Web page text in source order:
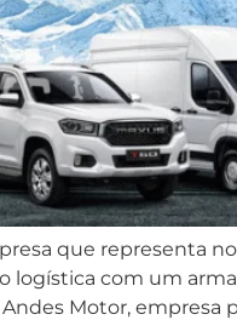
que representa no
logística com um
Motor, empresa